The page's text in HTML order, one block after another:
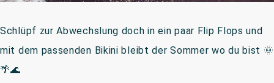
Schlüpf zur Abwechslung doch in ein paar Flip Flops und
mit dem passenden Bikini bleibt der Sommer wo du bist 🌞
🌴🌊